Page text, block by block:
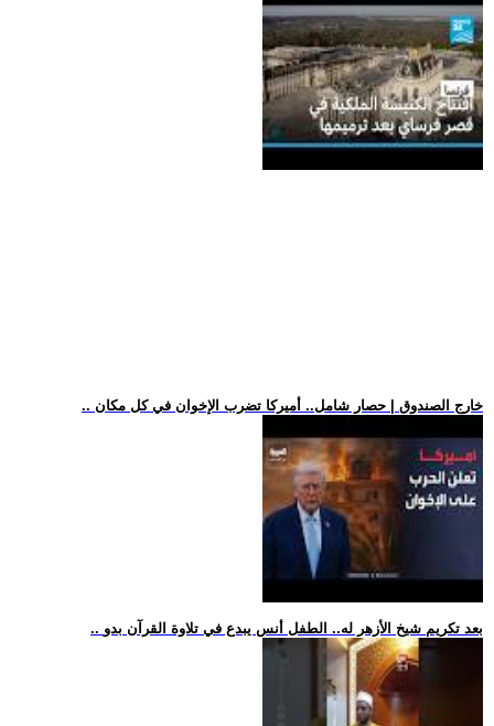
.. خارج الصندوق | حصار شامل.. أميركا تضرب الإخوان في كل مكان
.. بعد تكريم شيخ الأزهر له.. الطفل أنس يبدع في تلاوة القرآن بدو